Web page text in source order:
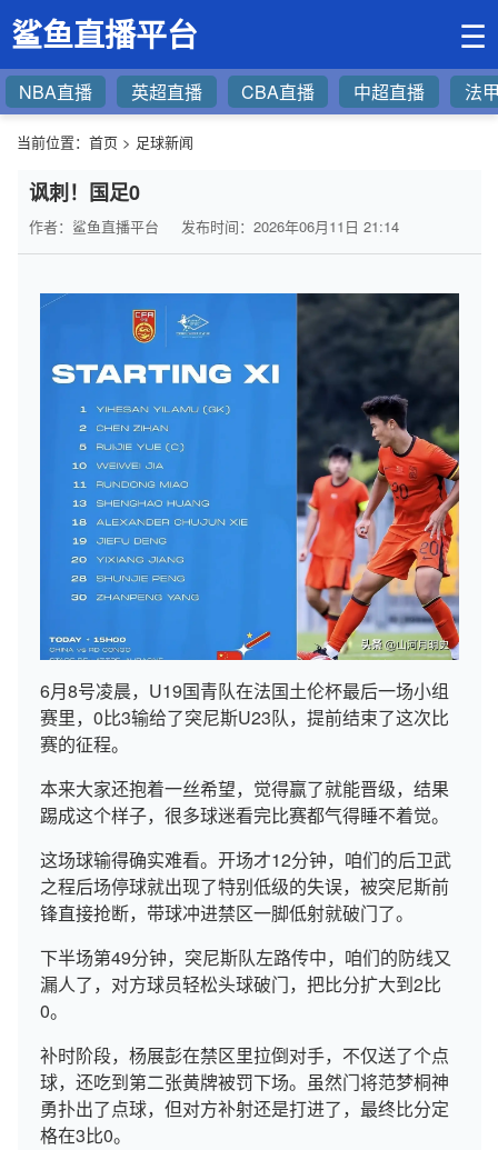
鲨鱼直播平台 ☰
NBA直播 英超直播 CBA直播 中超直播 法
当前位置： 首页 > 足球新闻
讽刺！国足0
作者：鲨鱼直播平台 发布时间：2026年06月11日 21:14
6月8号凌晨，U19国青队在法国土伦杯最后一场小组
赛里，0比3输给了突尼斯U23队，提前结束了这次比
赛的征程。
本来大家还抱着一丝希望，觉得赢了就能晋级，结果
踢成这个样子，很多球迷看完比赛都气得睡不着觉。
这场球输得确实难看。开场才12分钟，咱们的后卫武
之程后场停球就出现了特别低级的失误，被突尼斯前
锋直接抢断，带球冲进禁区一脚低射就破门了。
下半场第49分钟，突尼斯队左路传中，咱们的防线又
漏人了，对方球员轻松头球破门，把比分扩大到2比
0。
补时阶段，杨展彭在禁区里拉倒对手，不仅送了个点
球，还吃到第二张黄牌被罚下场。虽然门将范梦桐神
勇扑出了点球，但对方补射还是打进了，最终比分定
格在3比0。